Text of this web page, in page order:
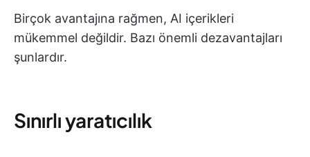
Birçok avantajına rağmen, AI içerikleri
mükemmel değildir. Bazı önemli dezavantajları
şunlardır.
Sınırlı yaratıcılık